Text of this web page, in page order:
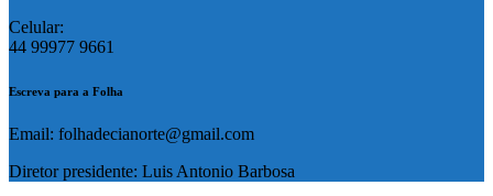
Celular:
44 99977 9661
Escreva para a Folha
Email: folhadecianorte@gmail.com
Diretor presidente: Luis Antonio Barbosa